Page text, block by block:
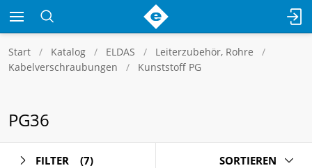
Start Katalog ELDAS
Leiterzubehör, Rohre
Kabelverschraubungen
Kunststoff PG
PG36
FILTER (7) SORTIEREN